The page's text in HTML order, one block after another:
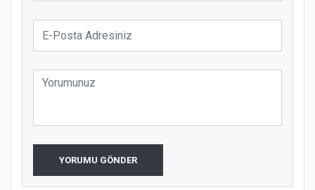
YORUMU GÖNDER